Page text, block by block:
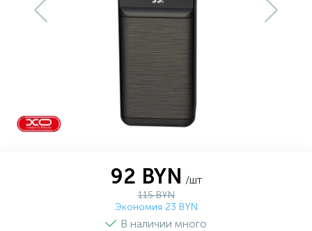
92 BYN /шт
115 BYN
Экономия 23 BYN
В наличии много